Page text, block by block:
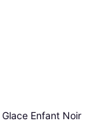
Glace Enfant Noir